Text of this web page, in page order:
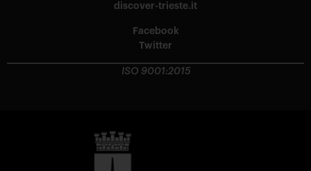
discover-trieste.it
Facebook
Twitter
ISO 9001:2015